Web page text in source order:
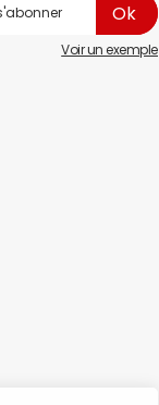
Voir un exemple